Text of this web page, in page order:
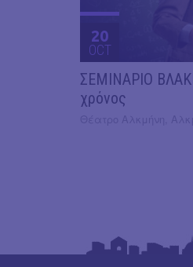
20
OCT
ΣΕΜΙΝΑΡΙΟ
χρόνος